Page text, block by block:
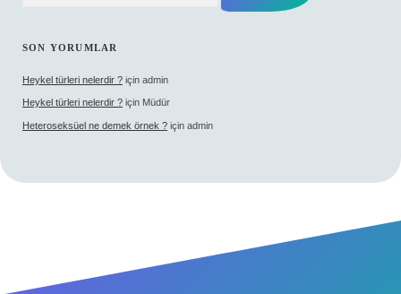
SON YORUMLAR
Heykel türleri nelerdir ? için admin
Heykel türleri nelerdir ? için Müdür
Heteroseksüel ne demek örnek ? için admin